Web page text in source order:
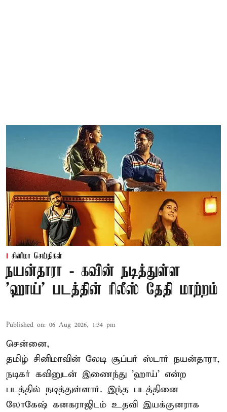
சினிமா செய்திகள்
நயன்தாரா - கவின் நடித்துள்ள
'ஹாய்' படத்தின் ரிலீஸ் தேதி மாற்றம்
Published on: 06 Aug 2026, 1:34 pm
சென்னை,
தமிழ் சினிமாவின் லேடி சூப்பர் ஸ்டார் நயன்தாரா,
நடிகர் கவினுடன் இணைந்து 'ஹாய்' என்ற
படத்தில் நடித்துள்ளார். இந்த படத்தினை
லோகேஷ் கனகராஜிடம் உதவி இயக்குனராக